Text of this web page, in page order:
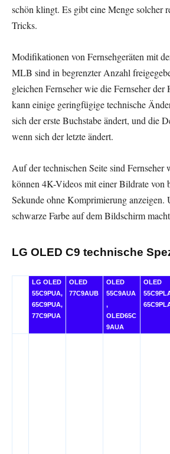
schön klingt. Es gibt eine Menge solcher
Tricks.
Modifikationen von Fernsehgeräten mit
MLB sind in begrenzter Anzahl
gleichen Fernseher wie die Fernseher der
kann einige geringfügige technische
sich der erste Buchstabe ändert, und die
wenn sich der letzte ändert.
Auf der technischen Seite sind Fernseher
können 4K-Videos mit einer Bildrate von
Sekunde ohne Komprimierung anzeigen.
schwarze Farbe auf dem Bildschirm
LG OLED C9 technische
LG OLED
55C9PUA,
65C9PUA,
77C9PUA
OLED
77C9AUB
OLED
55C9AUA
,
OLED65C
9AUA
OLED